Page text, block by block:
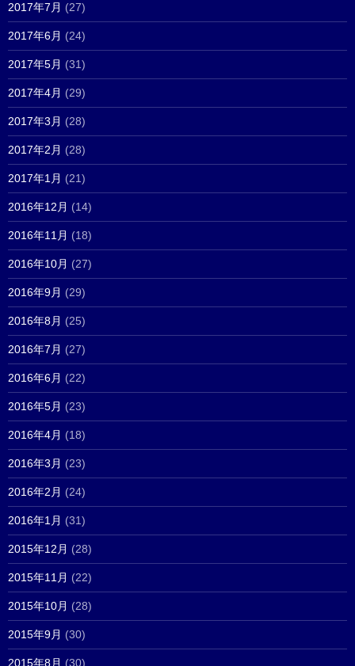
2017年7月 (27)
2017年6月 (24)
2017年5月 (31)
2017年4月 (29)
2017年3月 (28)
2017年2月 (28)
2017年1月 (21)
2016年12月 (14)
2016年11月 (18)
2016年10月 (27)
2016年9月 (29)
2016年8月 (25)
2016年7月 (27)
2016年6月 (22)
2016年5月 (23)
2016年4月 (18)
2016年3月 (23)
2016年2月 (24)
2016年1月 (31)
2015年12月 (28)
2015年11月 (22)
2015年10月 (28)
2015年9月 (30)
2015年8月 (30)